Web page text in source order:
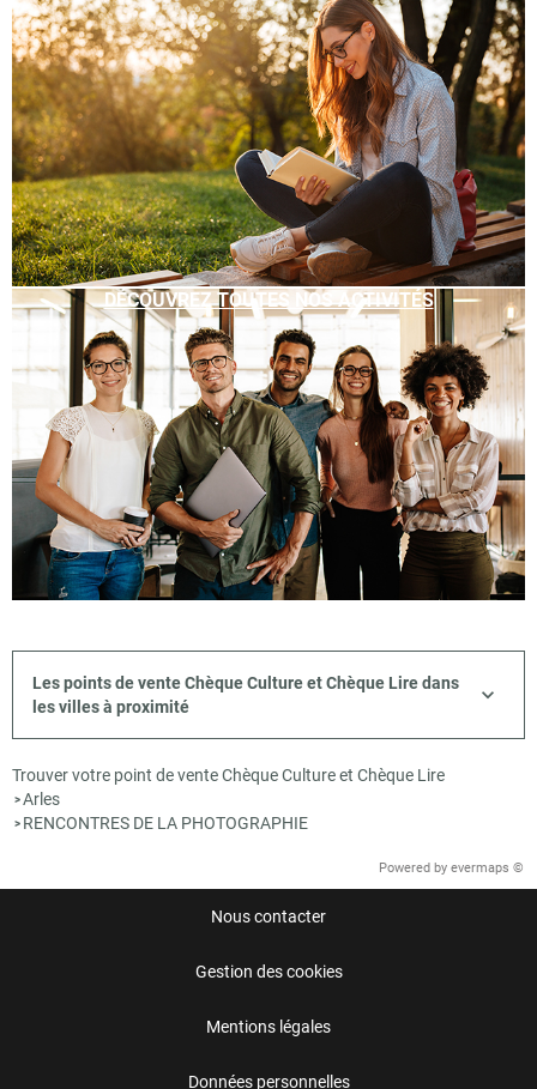
DÉCOUVREZ TOUTES NOS ACTIVITÉS
Les points de vente Chèque Culture et Chèque Lire dans
les villes à proximité
Trouver votre point de vente Chèque Culture et Chèque Lire
>Arles
> RENCONTRES DE LA PHOTOGRAPHIE
Powered by evermaps ©
Nous contacter
Gestion des cookies
Mentions légales
Données personnelles